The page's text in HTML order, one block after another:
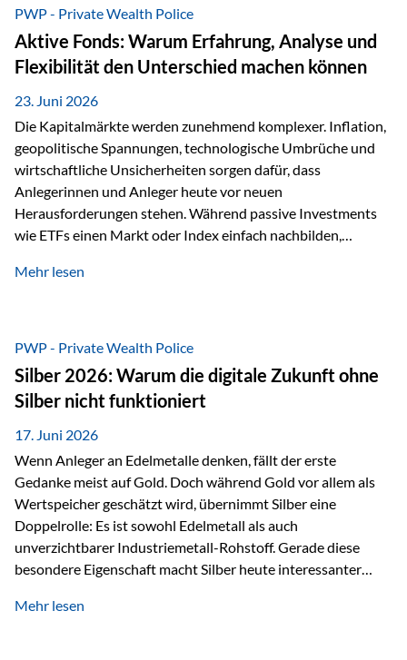
Nostalgie dar, sondern ist die modernste und strategisch
klügste Antwort auf globale Instabilität. Physische Werte
und der richtige Rechtsstandort sind heute keine bloße
Option mehr, sondern eine strategische Notwendigkeit. 1.
Der massive Aufwand hinter einem winzigen…
PWP - Private Wealth Police
Aktive Fonds: Warum Erfahrung, Analyse und
Flexibilität den Unterschied machen können
23. Juni 2026
Die Kapitalmärkte werden zunehmend komplexer. Inflation,
geopolitische Spannungen, technologische Umbrüche und
wirtschaftliche Unsicherheiten sorgen dafür, dass
Anlegerinnen und Anleger heute vor neuen
Herausforderungen stehen. Während passive Investments
wie ETFs einen Markt oder Index einfach nachbilden,
setzen auf die Expertise erfahrener Fondsmanager, die
Veränderungen geprägt ist, kann diese aktive
Herangehensweise einen entscheidenden Mehrwert bieten.
Was zeichnet aktive Fonds aus? Aktive Fonds verfolgen das
Ziel, nicht nur einen Markt abzubilden, sondern gezielt
Anlageentscheidungen zu treffen. Fondsmanager
analysieren Unternehmen,…
Mehr lesen
PWP - Private Wealth Police
Silber 2026: Warum die digitale Zukunft ohne
Silber nicht funktioniert
17. Juni 2026
Wenn Anleger an Edelmetalle denken, fällt der erste
Gedanke meist auf Gold. Doch während Gold vor allem als
Wertspeicher geschätzt wird, übernimmt Silber eine
Doppelrolle: Es ist sowohl Edelmetall als auch
unverzichtbarer Industriemetall-Rohstoff. Gerade diese
besondere Eigenschaft macht Silber heute interessanter
elektrischer – und genau dort spielt Silber eine
Mehr lesen